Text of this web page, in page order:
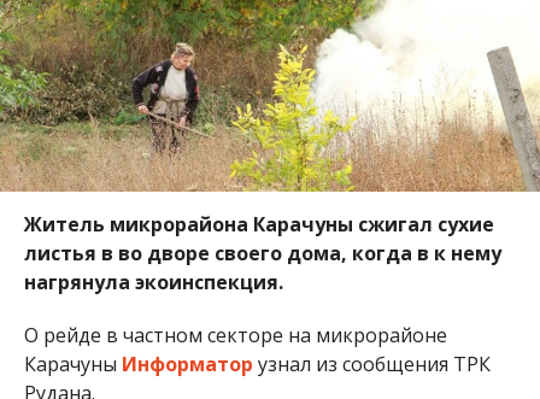
Житель микрорайона Карачуны сжигал сухие
листья в во дворе своего дома, когда в к нему
нагрянула экоинспекция.
О рейде в частном секторе на микрорайоне
Карачуны Информатор узнал из сообщения ТРК
Рудана.